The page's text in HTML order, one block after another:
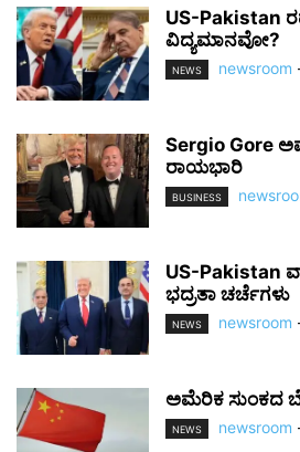
US-Pakistan
ವಿದ್ಯಮಾನವೋ?
NEWS newsroom
Sergio Gore
ರಾಯಭಾರಿ
BUSINESS
US-Pakistan
ಭದ್ರತಾ ಚರ್ಚೆಗಳು
NEWS newsroom
ಅಮೆರಿಕ ಸುಂಕದ
NEWS newsroom